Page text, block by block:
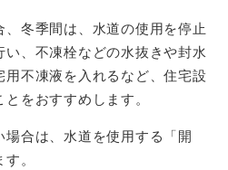
冬季間は、水道の使用を停止
、不凍栓などの水抜きや封水
用不凍液を入れるなど、住宅設
をおすすめします。
合は、水道を使用する「開
。